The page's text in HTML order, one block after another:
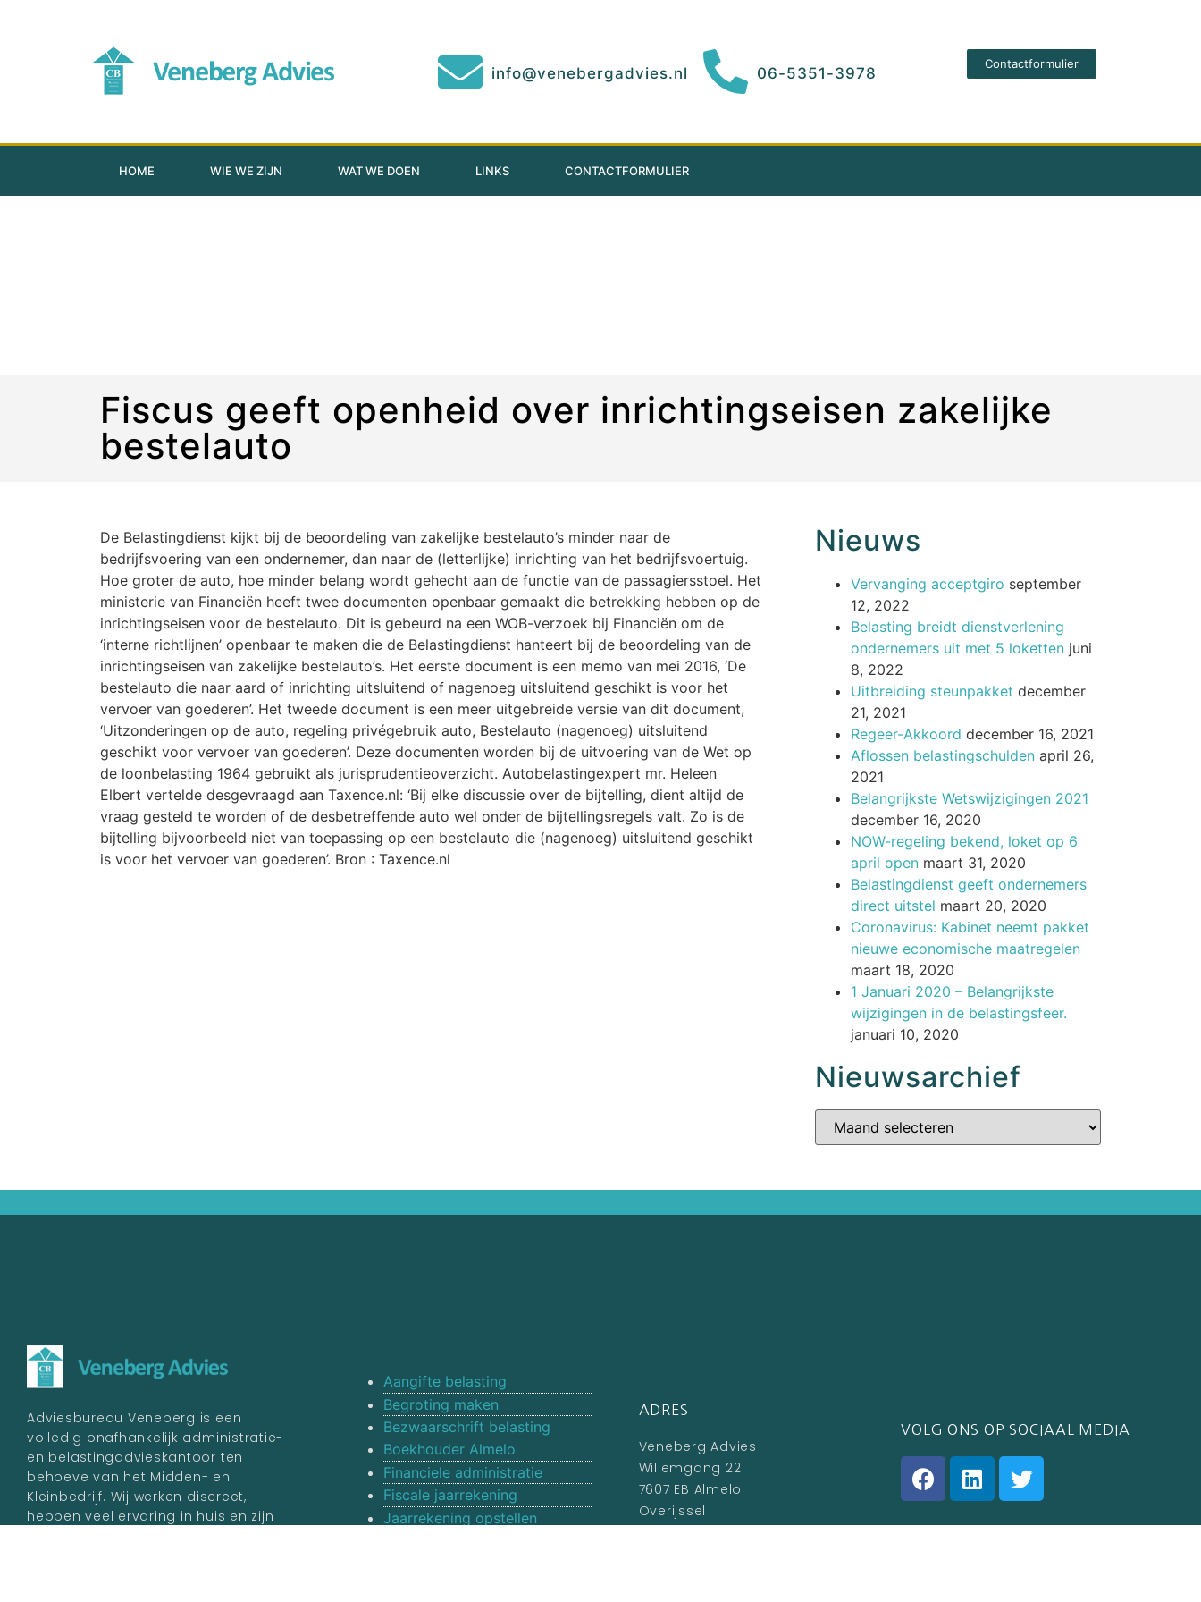
info@venebergadvies.nl 06-5351-3978
Contactformulier
HOME WIE WE ZIJN WAT WE DOEN LINKS CONTACTFORMULIER
Fiscus geeft openheid over inrichtingseisen zakelijke
bestelauto
De Belastingdienst kijkt bij de beoordeling van zakelijke bestelauto’s minder naar de
bedrijfsvoering van een ondernemer, dan naar de (letterlijke) inrichting van het bedrijfsvoertuig.
Hoe groter de auto, hoe minder belang wordt gehecht aan de functie van de passagiersstoel. Het
ministerie van Financiën heeft twee documenten openbaar gemaakt die betrekking hebben op de
inrichtingseisen voor de bestelauto. Dit is gebeurd na een WOB-verzoek bij Financiën om de
‘interne richtlijnen’ openbaar te maken die de Belastingdienst hanteert bij de beoordeling van de
inrichtingseisen van zakelijke bestelauto’s. Het eerste document is een memo van mei 2016, ‘De
bestelauto die naar aard of inrichting uitsluitend of nagenoeg uitsluitend geschikt is voor het
vervoer van goederen’. Het tweede document is een meer uitgebreide versie van dit document,
‘Uitzonderingen op de auto, regeling privégebruik auto, Bestelauto (nagenoeg) uitsluitend
geschikt voor vervoer van goederen’. Deze documenten worden bij de uitvoering van de Wet op
de loonbelasting 1964 gebruikt als jurisprudentieoverzicht. Autobelastingexpert mr. Heleen
Elbert vertelde desgevraagd aan Taxence.nl: ‘Bij elke discussie over de bijtelling, dient altijd de
vraag gesteld te worden of de desbetreffende auto wel onder de bijtellingsregels valt. Zo is de
bijtelling bijvoorbeeld niet van toepassing op een bestelauto die (nagenoeg) uitsluitend geschikt
is voor het vervoer van goederen’. Bron : Taxence.nl
Nieuws
Vervanging acceptgiro september
12, 2022
Belasting breidt dienstverlening
ondernemers uit met 5 loketten juni
8, 2022
Uitbreiding steunpakket december
21, 2021
Regeer-Akkoord december 16, 2021
Aflossen belastingschulden april 26,
2021
Belangrijkste Wetswijzigingen 2021
december 16, 2020
NOW-regeling bekend, loket op 6
april open maart 31, 2020
Belastingdienst geeft ondernemers
direct uitstel maart 20, 2020
Coronavirus: Kabinet neemt pakket
nieuwe economische maatregelen
maart 18, 2020
1 Januari 2020 – Belangrijkste
wijzigingen in de belastingsfeer.
januari 10, 2020
Nieuwsarchief
Adviesbureau Veneberg is een
volledig onafhankelijk administratie-
en belastingadvieskantoor ten
behoeve van het Midden- en
Kleinbedrijf. Wij werken discreet,
hebben veel ervaring in huis en zijn
Aangifte belasting
Begroting maken
Bezwaarschrift belasting
Boekhouder Almelo
Financiele administratie
Fiscale jaarrekening
Jaarrekening opstellen
ADRES
Veneberg Advies
Willemgang 22
7607 EB Almelo
Overijssel
VOLG ONS OP SOCIAAL MEDIA